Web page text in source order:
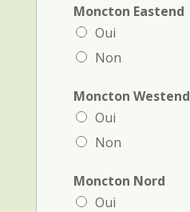
Moncton Eastend
Oui
Non
Moncton Westend
Oui
Non
Moncton Nord
Oui